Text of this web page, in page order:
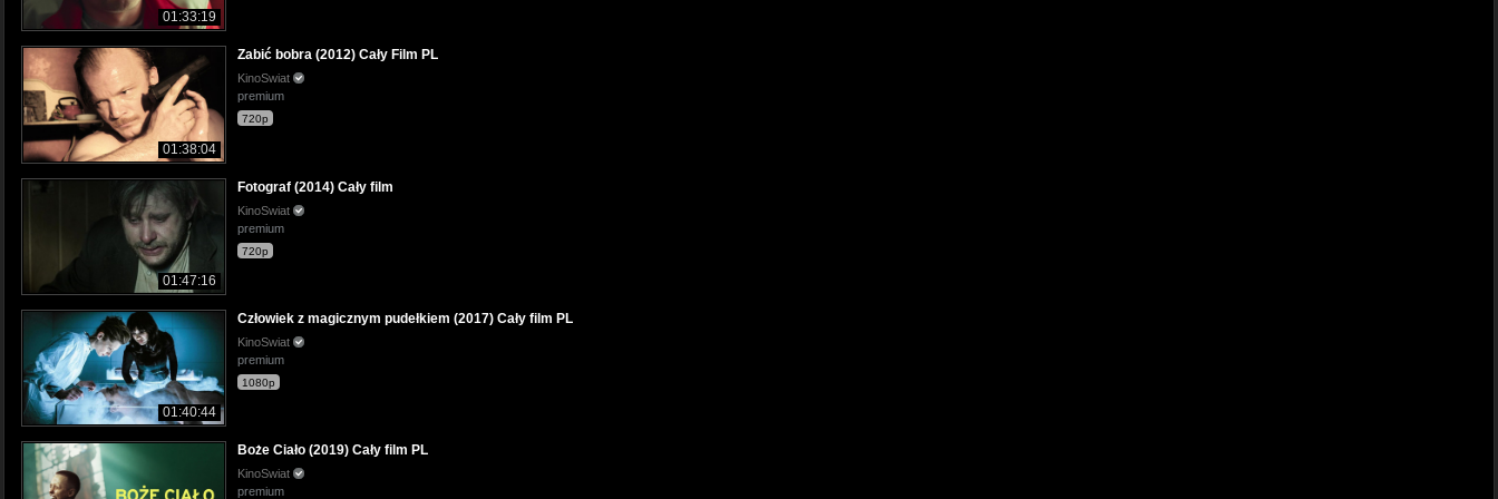
01:33:19
01:38:04
Zabić bobra (2012) Cały Film PL
KinoSwiat
premium
720p
01:47:16
Fotograf (2014) Cały film
KinoSwiat
premium
720p
01:40:44
Człowiek z magicznym pudełkiem (2017) Cały film PL
KinoSwiat
premium
1080p
Boże Ciało (2019) Cały film PL
KinoSwiat
premium